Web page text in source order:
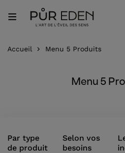
Accueil Menu 5 Produits
Menu 5
Par type
de produit
Selon vos
besoins